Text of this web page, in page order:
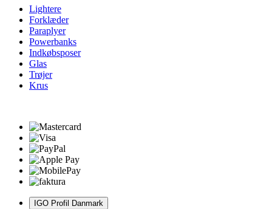
Lightere
Forklæder
Paraplyer
Powerbanks
Indkøbsposer
Glas
Trøjer
Krus
IGO Profil Danmark